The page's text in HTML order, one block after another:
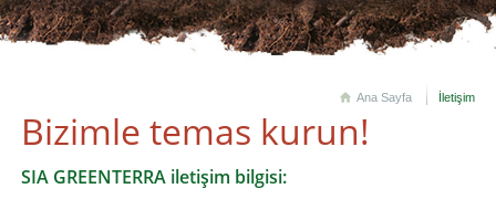
Ana Sayfa İletişim
Bizimle temas kurun!
SIA GREENTERRA iletişim bilgisi: